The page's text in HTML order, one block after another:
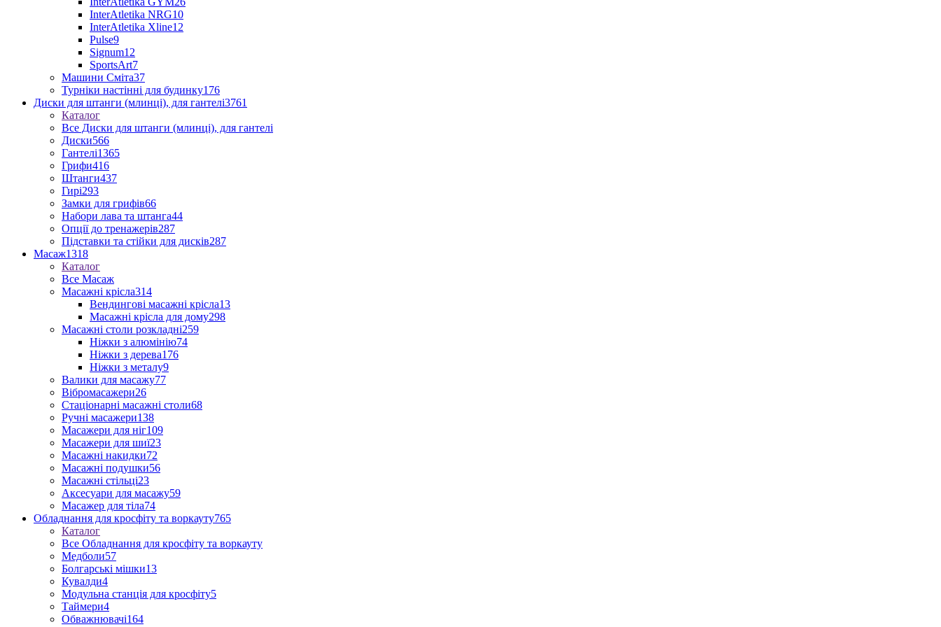
InterAtletika NRG10
InterAtletika Xline12
Pulse9
Signum12
SportsArt7
Машини Сміта37
Турніки настінні для будинку176
Диски для штанги (млинці), для гантелі3761
Каталог
Все Диски для штанги (млинці), для гантелі
Диски566
Гантелі1365
Грифи416
Штанги437
Гирі293
Замки для грифів66
Набори лава та штанга44
Опції до тренажерів287
Підставки та стійки для дисків287
Масаж1318
Каталог
Все Масаж
Масажні крісла314
Вендингові масажні крісла13
Масажні крісла для дому298
Масажні столи розкладні259
Ніжки з алюмінію74
Ніжки з дерева176
Ніжки з металу9
Валики для масажу77
Вібромасажери26
Стаціонарні масажні столи68
Ручні масажери138
Масажери для ніг109
Масажери для шиї23
Масажні накидки72
Масажні подушки56
Масажні стільці23
Аксесуари для масажу59
Масажер для тіла74
Обладнання для кросфіту та воркауту765
Каталог
Все Обладнання для кросфіту та воркауту
Медболи57
Болгарські мішки13
Кувалди4
Модульна станція для кросфіту5
Таймери4
Обважнювачі164